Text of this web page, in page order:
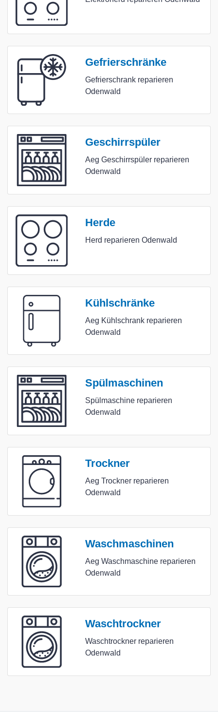
Gefrierschränke
Gefrierschrank reparieren
Odenwald
Geschirrspüler
Aeg Geschirrspüler reparieren
Odenwald
Herde
Herd reparieren Odenwald
Kühlschränke
Aeg Kühlschrank reparieren
Odenwald
Spülmaschinen
Spülmaschine reparieren
Odenwald
Trockner
Aeg Trockner reparieren
Odenwald
Waschmaschinen
Aeg Waschmaschine reparieren
Odenwald
Waschtrockner
Waschtrockner reparieren
Odenwald